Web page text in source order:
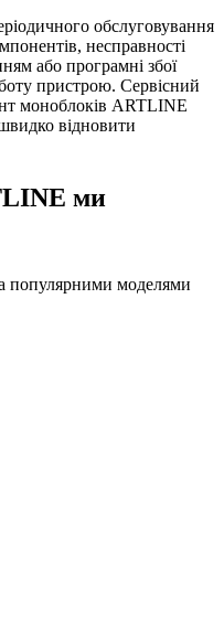
обслуговування
несправності
або програмні збої
пристрою. Сервісний
моноблоків ARTLINE
відновити
ми
популярними моделями